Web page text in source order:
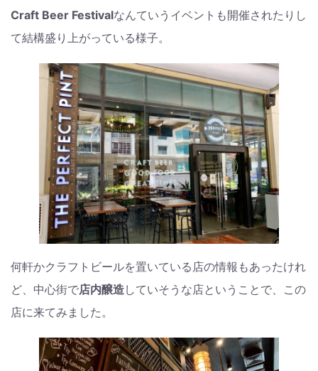
Craft Beer Festivalなんていうイベントも開催されたりし
て結構盛り上がっている様子。
何軒かクラフトビールを置いている店の情報もあったけれ
ど、中心街で店内醸造していそうな店ということで、この
店に来てみました。